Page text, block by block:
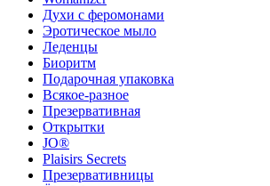
Духи с феромонами
Эротическое мыло
Леденцы
Биоритм
Подарочная упаковка
Всякое-разное
Презервативная
Открытки
JO®
Plaisirs Secrets
Презервативницы